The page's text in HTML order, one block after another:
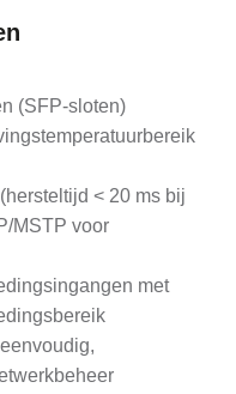
(SFP-sloten)
< 20 ms bij
MSTP voor
met